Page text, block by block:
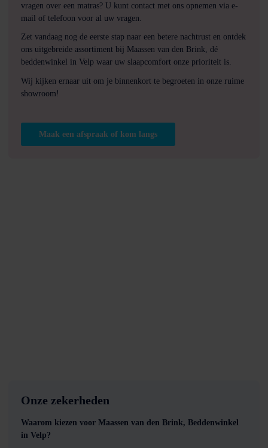
vragen over een matras? U kunt contact met ons opnemen via e-
mail of telefoon voor al uw vragen.
Zet vandaag nog de eerste stap naar een betere nachtrust en ontdek
ons uitgebreide assortiment bij Maassen van den Brink, dé
beddenwinkel in Velp waar uw slaapcomfort onze prioriteit is.
Wij kijken ernaar uit om je binnenkort te begroeten in onze ruime
showroom!
Maak een afspraak of kom langs
Onze zekerheden
Waarom kiezen voor Maassen van den Brink, Beddenwinkel
in Velp?